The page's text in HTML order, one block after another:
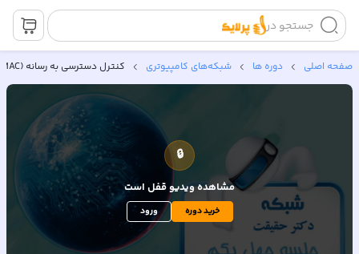
جستجو در
صفحه اصلی دوره ها شبکه‌های کامپیوتری کنترل دسترسی به رسانه (MAC)
🔒
مشاهده ویدیوقفل است
خرید دوره ورود